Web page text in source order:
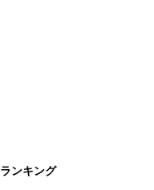
ランキング